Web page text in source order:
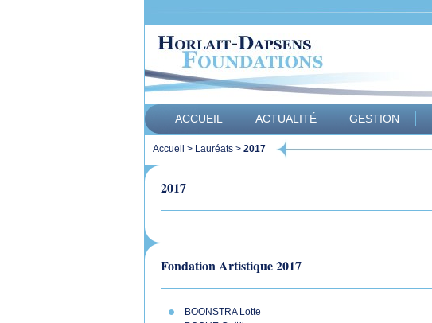
ACCUEIL ACTUALITÉ GESTION
Accueil > Lauréats > 2017
2017
Fondation Artistique 2017
BOONSTRA Lotte